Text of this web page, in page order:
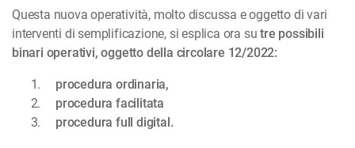
Questa nuova operatività, molto discussa e oggetto di vari
interventi di semplificazione, si esplica ora sutre possibili
binari operativi, oggetto della circolare 12/2022:
procedura ordinaria,
procedura facilitata
procedura full digital.